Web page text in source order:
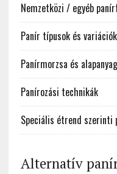
Nemzetközi / egyéb
Panír típusok és variációk
Panírmorzsa és
Panírozási technikák
Speciális étrend szerinti
Alternatív